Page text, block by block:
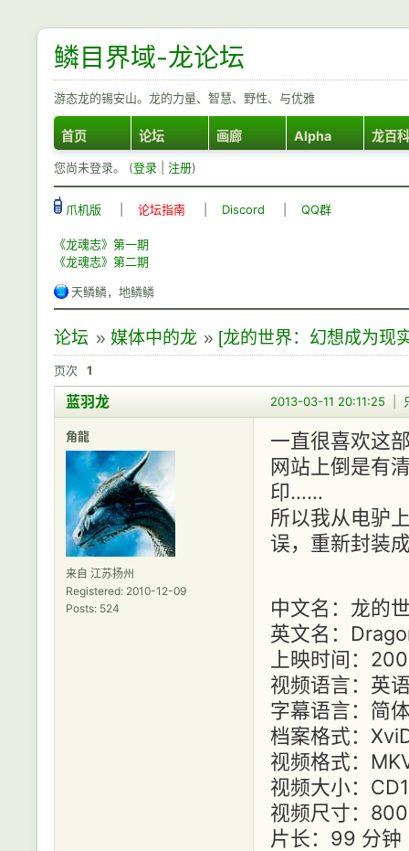
鳞目界域-龙论坛
游态龙的锡安山。龙的力量、智慧、野性、与优雅
首页 论坛 画廊 Alpha 龙百科
您尚未登录。 (登录 注册)
爪机版 论坛指南 Discord QQ群
《龙魂志》第一期
《龙魂志》第二期
天鳞鳞，地鳞鳞
论坛 » 媒体中的龙 » [龙的世界：幻想成为现
页次 1
2013-03-11 20:11:25
蓝羽龙
角龍
来自 江苏扬州
Registered: 2010-12-09
Posts: 524
一直很喜欢这
网站上倒是有
印……
所以我从电驴
误，重新封装
中文名：龙的
英文名：
上映时间：
视频语言：英
字幕语言：简
档案格式：
视频格式：
视频大小：
视频尺寸：
片长：99 分钟